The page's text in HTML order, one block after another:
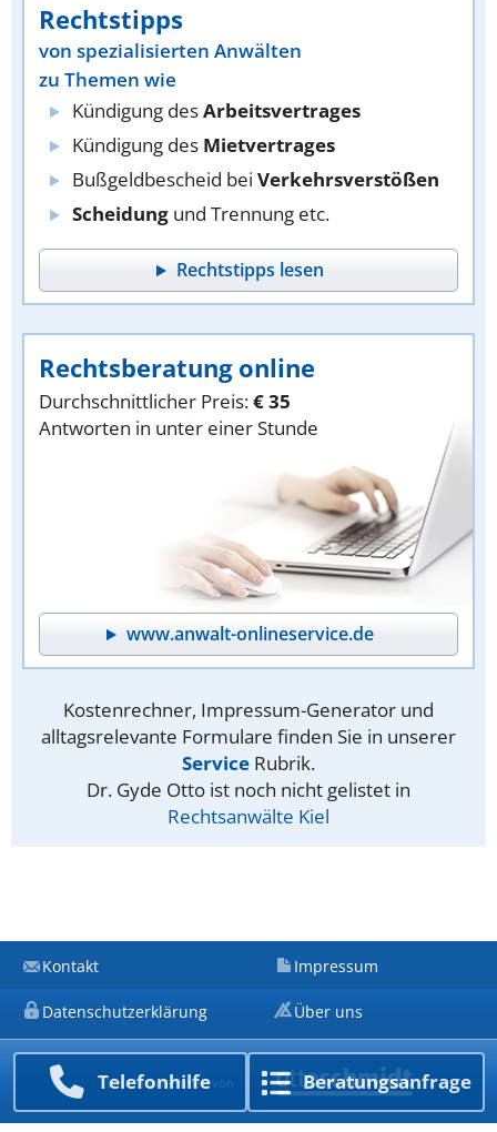
Rechtstipps
von spezialisierten Anwälten
zu Themen wie
Kündigung desArbeitsvertrages
Kündigung des Mietvertrages
Bußgeldbescheid bei Verkehrsverstößen
Scheidung und Trennung etc.
Rechtstipps lesen
Rechtsberatung online
Durchschnittlicher Preis:€ 35
Antworten in unter einer Stunde
www.anwalt-onlineservice.de
Kostenrechner, Impressum-Generator und
alltagsrelevante Formulare finden Sie in unserer
Service Rubrik.
Dr. Gyde Otto ist noch nicht gelistet in
Rechtsanwälte Kiel
Telefon­hilfe Beratungs­anfrage
Kontakt Impressum
Datenschutzerklärung Über uns
Ein Unternehmen von